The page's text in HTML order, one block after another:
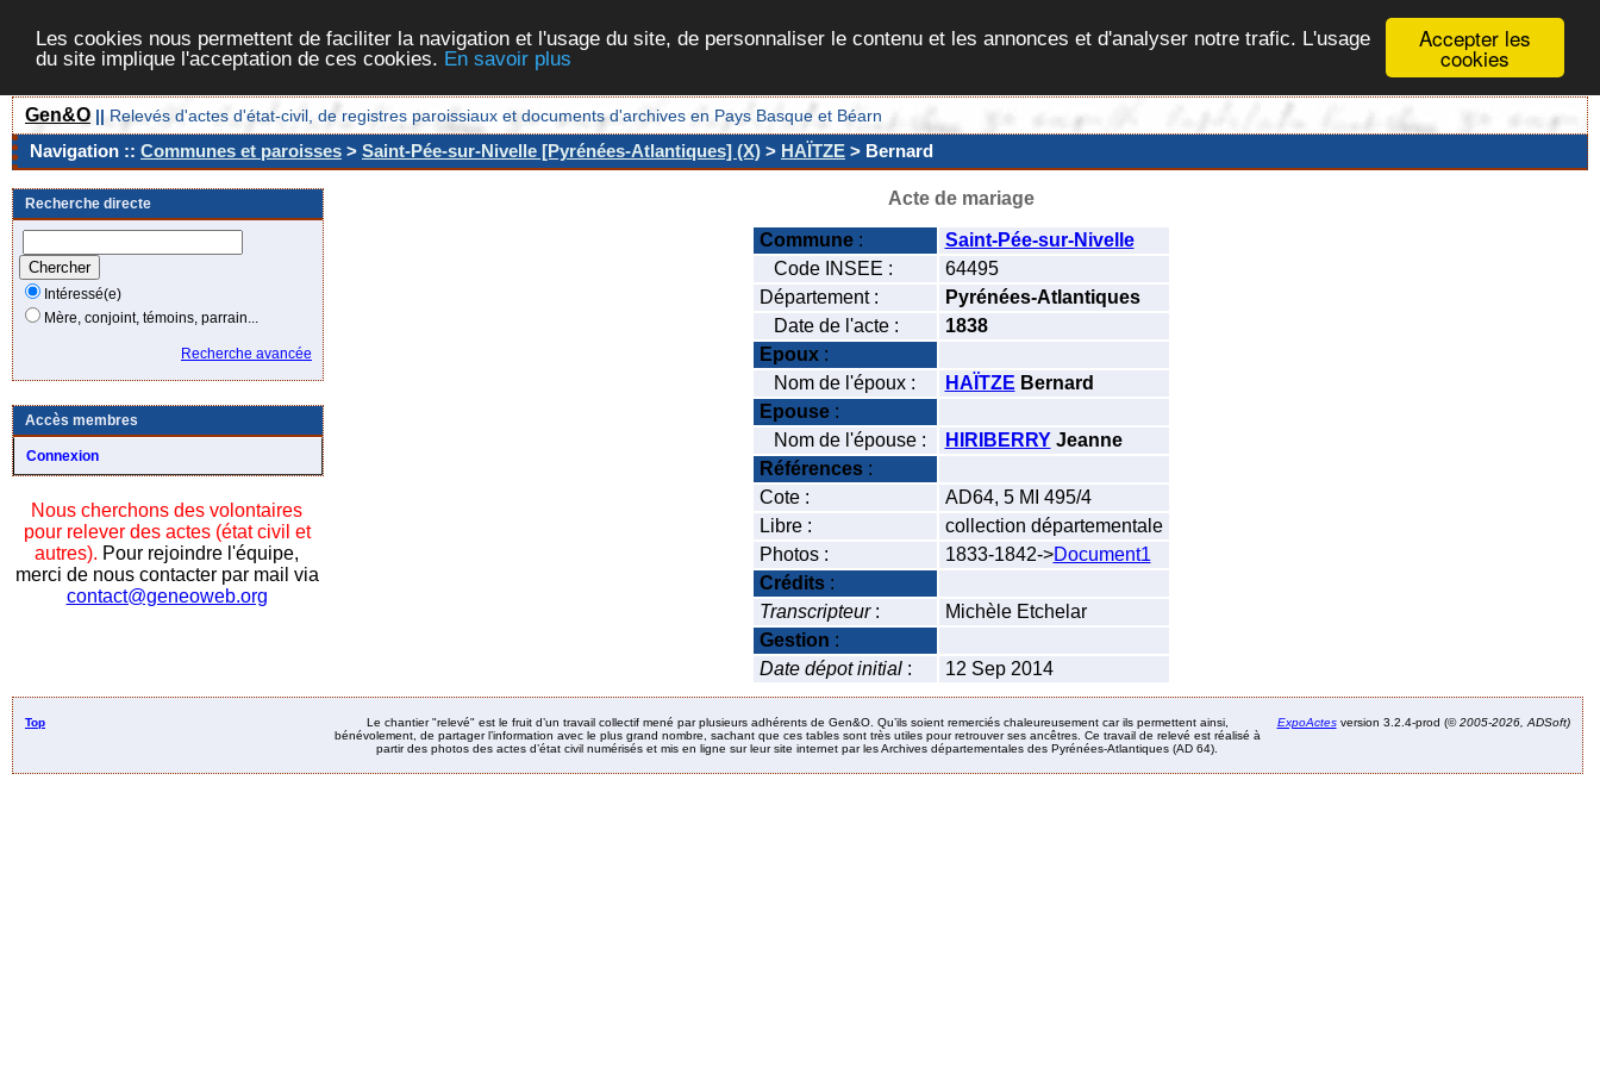
Accepter les
cookies
Les cookies nous permettent de faciliter la navigation et l'usage du site, de personnaliser le contenu et les annonces et d'analyser notre trafic. L'usage
du site implique l'acceptation de ces cookies. En savoir plus
Gen&O || Relevés d'actes d'état-civil, de registres paroissiaux et documents d'archives en Pays Basque et Béarn
Navigation :: Communes et paroisses > Saint-Pée-sur-Nivelle [Pyrénées-Atlantiques] (X) > HAÏTZE > Bernard
Recherche directe
Intéressé(e)
Mère, conjoint, témoins, parrain...
Recherche avancée
Accès membres
Connexion
Nous cherchons des volontaires
pour relever des actes (état civil et
autres). Pour rejoindre l'équipe,
merci de nous contacter par mail via
contact@geneoweb.org
Acte de mariage
Commune:
Saint-Pée-sur-Nivelle
Code INSEE :
64495
Département :
Pyrénées-Atlantiques
Date de l'acte :
1838
Epoux:
Nom de l'époux :
HAÏTZE Bernard
Epouse:
Nom de l'épouse :
HIRIBERRY Jeanne
Références:
Cote :
AD64, 5 MI 495/4
Libre :
collection départementale
Photos :
1833-1842->Document1
Crédits:
Transcripteur:
Michèle Etchelar
Gestion :
Date dépot initial: 12 Sep 2014
Top
Le chantier "relevé" est le fruit d’un travail collectif mené par plusieurs adhérents de Gen&O. Qu’ils soient remerciés chaleureusement car ils permettent ainsi,
bénévolement, de partager l’information avec le plus grand nombre, sachant que ces tables sont très utiles pour retrouver ses ancêtres. Ce travail de relevé est réalisé à
partir des photos des actes d’état civil numérisés et mis en ligne sur leur site internet par les Archives départementales des Pyrénées-Atlantiques (AD 64).
ExpoActesversion 3.2.4-prod (©2005-2026, ADSoft)